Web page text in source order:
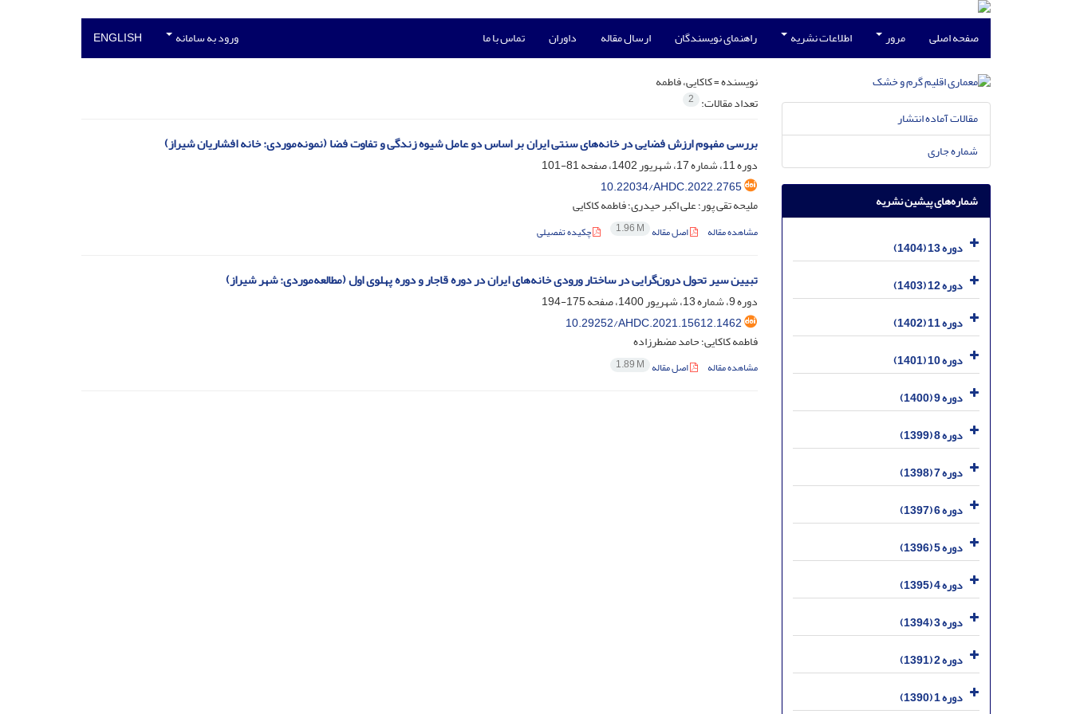
صفحه اصلی مرور اطلاعات نشریه راهنمای نویسندگان ارسال مقاله داوران تماس با ما ورود به سامانه ENGLISH
نویسنده =کاکایی، فاطمه
تعداد مقالات: 2
بررسی مفهوم ارزش فضایی در خانه‌های سنتی ایران بر اساس دو عامل شیوه زندگی و تفاوت فضا (نمونه‌موردی: خانه افشاریان شیراز)
دوره 11، شماره 17، شهریور 1402، صفحه
81-101
10.22034/AHDC.2022.2765
ملیحه تقی پور؛ علی اکبر حیدری؛ فاطمه کاکایی
مشاهده مقاله اصل مقاله 1.96 M چکیده تفصیلی
تبیین سیر تحول درون‌گرایی در ساختار ورودی خانه‌های ایران در دوره قاجار و دوره پهلوی اول (مطالعه‌موردی: شهر شیراز)
دوره 9، شماره 13، شهریور 1400، صفحه
175-194
10.29252/AHDC.2021.15612.1462
فاطمه کاکایی؛ حامد مضطرزاده
مشاهده مقاله اصل مقاله 1.89 M
مقالات آماده انتشار
شماره جاری
شماره‌های پیشین نشریه
دوره 13 (1404)
دوره 12 (1403)
دوره 11 (1402)
دوره 10 (1401)
دوره 9 (1400)
دوره 8 (1399)
دوره 7 (1398)
دوره 6 (1397)
دوره 5 (1396)
دوره 4 (1395)
دوره 3 (1394)
دوره 2 (1391)
دوره 1 (1390)